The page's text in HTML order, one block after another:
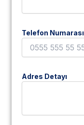
Telefon Numarası
Adres Detayı